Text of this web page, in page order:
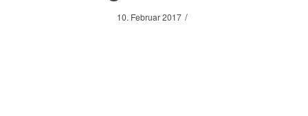
10. Februar 2017 /